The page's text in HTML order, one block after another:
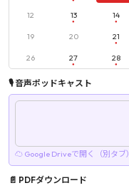
12 13 14
19 20 21
26 27 28
🎙 音声ポッドキャスト
☁ Google Driveで開く（別タブ）
📄 PDFダウンロード